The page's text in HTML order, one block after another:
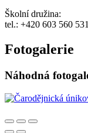
Školní družina:
tel.: +420 603 560 531
Fotogalerie
Náhodná